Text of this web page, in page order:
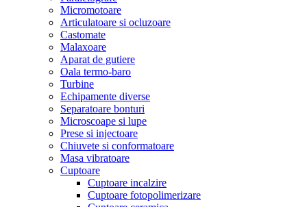
Micromotoare
Articulatoare si ocluzoare
Castomate
Malaxoare
Aparat de gutiere
Oala termo-baro
Turbine
Echipamente diverse
Separatoare bonturi
Microscoape si lupe
Prese si injectoare
Chiuvete si conformatoare
Masa vibratoare
Cuptoare
Cuptoare incalzire
Cuptoare fotopolimerizare